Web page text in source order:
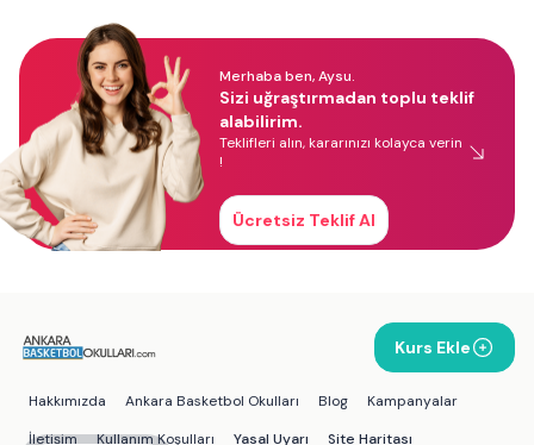
Merhaba ben, Aysu.
Sizi uğraştırmadan toplu teklif
alabilirim.
Teklifleri alın, kararınızı kolayca verin
!
Ücretsiz Teklif Al
Kurs Ekle
Hakkımızda Ankara Basketbol Okulları Blog
Kampanyalar
İletişim
Kullanım Koşulları Yasal Uyarı Site Haritası